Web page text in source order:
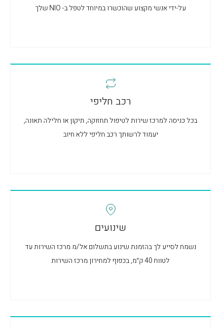
על-ידי אנשי מקצוע שהוכשרו במיוחד לטפל ב- NIO שלך
שינועים
נשמח לסייע לך בהזמנת שינוע בתשלום אל/מ מרכז השירות עד
לטווח 40 ק״מ, בכפוף למחירון מרכז השירות
רכב חליפי
בכל כניסה למרכז שירות לטיפול תחזוקה, תיקון או חלילה תאונה,
יעמוד לרשותך רכב חליפי ללא חיוב